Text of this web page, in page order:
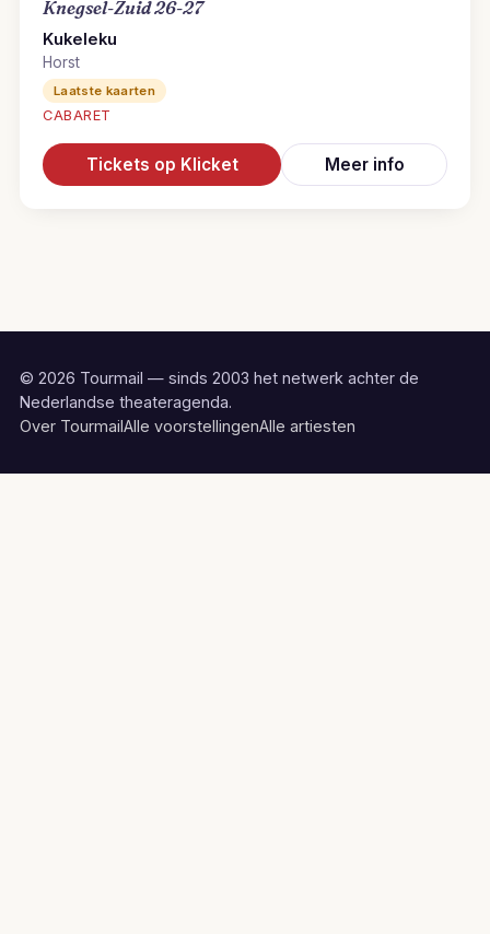
Knegsel-Zuid 26-27
Kukeleku
Horst
Laatste kaarten
CABARET
Tickets op Klicket Meer info
© 2026 Tourmail — sinds 2003 het netwerk achter de
Nederlandse theateragenda.
Over TourmailAlle voorstellingenAlle artiesten